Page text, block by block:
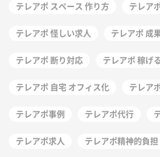
テレアポ スペース 作り方 テレア
テレアポ 怪しい求人 テレアポ 成
テレアポ 断り対応 テレアポ 稼げる
テレアポ 自宅 オフィス化 テレア
テレアポ事例 テレアポ代行
テレアポ求人 テレアポ精神的負担